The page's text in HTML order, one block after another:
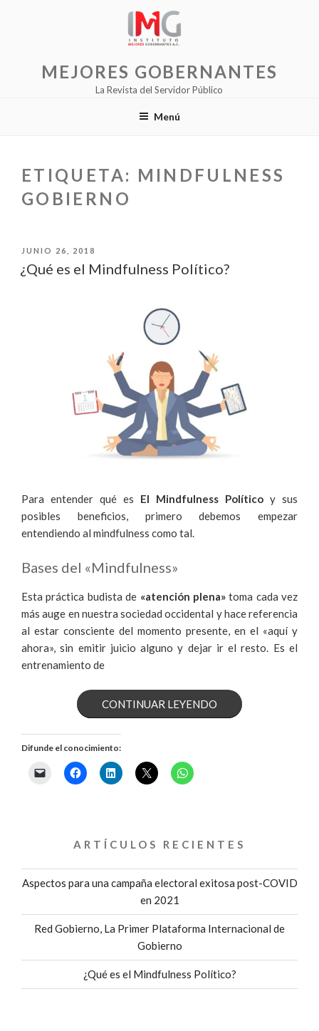
MEJORES GOBERNANTES
La Revista del Servidor Público
Menú
ETIQUETA: MINDFULNESS
GOBIERNO
PUBLICADO
JUNIO 26, 2018
¿Qué es el Mindfulness Político?
Para entender qué es El Mindfulness Político y sus
posibles beneficios, primero debemos empezar
entendiendo al mindfulness como tal.
Bases del «Mindfulness»
Esta práctica budista de «atención plena»toma cada vez
más auge en nuestra sociedad occidental y hace referencia
al estar consciente del momento presente, en el «aquí y
ahora», sin emitir juicio alguno y dejar ir el resto. Es el
entrenamiento de
CONTINUAR LEYENDO«¿QUÉ
Difunde el conocimiento:
ARTÍCULOS RECIENTES
Aspectos para una campaña electoral exitosa post-COVID
en 2021
Red Gobierno, La Primer Plataforma Internacional de
Gobierno
¿Qué es el Mindfulness Político?